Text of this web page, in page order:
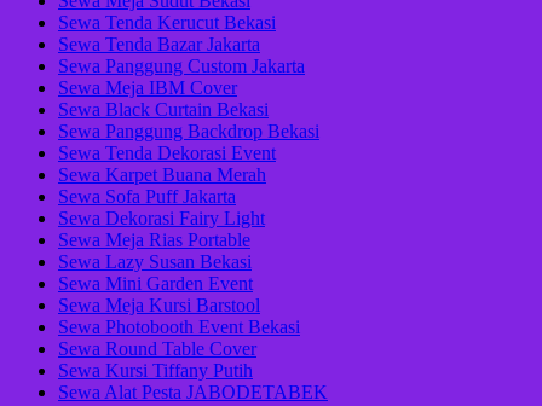
Sewa Tenda Kerucut Bekasi
Sewa Tenda Bazar Jakarta
Sewa Panggung Custom Jakarta
Sewa Meja IBM Cover
Sewa Black Curtain Bekasi
Sewa Panggung Backdrop Bekasi
Sewa Tenda Dekorasi Event
Sewa Karpet Buana Merah
Sewa Sofa Puff Jakarta
Sewa Dekorasi Fairy Light
Sewa Meja Rias Portable
Sewa Lazy Susan Bekasi
Sewa Mini Garden Event
Sewa Meja Kursi Barstool
Sewa Photobooth Event Bekasi
Sewa Round Table Cover
Sewa Kursi Tiffany Putih
Sewa Alat Pesta JABODETABEK